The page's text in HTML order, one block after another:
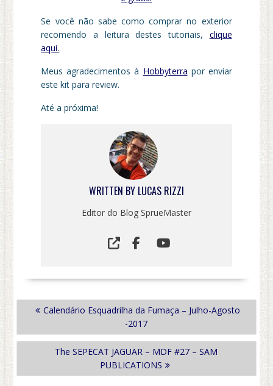
Se você não sabe como comprar no exterior
recomendo a leitura destes tutoriais, clique
aqui.
Meus agradecimentos à Hobbyterra por enviar
este kit para review.
Até a próxima!
WRITTEN BY LUCAS RIZZI
Editor do Blog SprueMaster
NAVEGAÇÃO
POST
Calendário Esquadrilha da Fumaça – Julho-Agosto
-2017
The SEPECAT JAGUAR – MDF #27 – SAM
PUBLICATIONS